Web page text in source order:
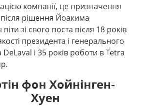
компанії, це призначення
після рішення Йоакима
зі свого поста після 18 років
президента і генерального
і 35 років роботи в Tetra
фон Хойнінген-
Хуен